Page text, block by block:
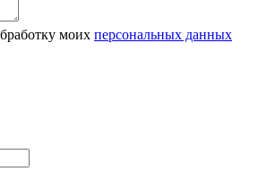
моих персональных данных